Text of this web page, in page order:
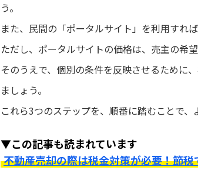
う。
また、民間の「ポータルサイト」を利用すれ
ただし、ポータルサイトの価格は、売主の希
そのうえで、個別の条件を反映させるために
ましょう。
これら3つのステップを、順番に踏むことで
▼この記事も読まれています
不動産売却の際は税金対策が必要！節